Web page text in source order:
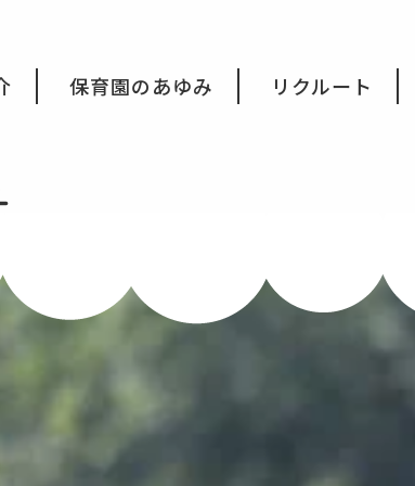
保育園のあゆみ リクルート